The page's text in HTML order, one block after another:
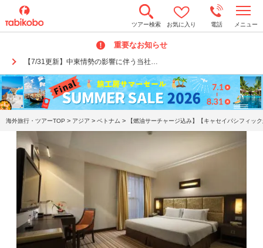
ツアー検索 お気に入り 電話 メニュー
重要なお知らせ
【7/31更新】中東情勢の影響に伴う当社…
o
n
a
v
i
g
a
海外旅行・ツアーTOP > アジア > ベトナム > 【燃油サーチャージ込み】【キャセイパシフィ